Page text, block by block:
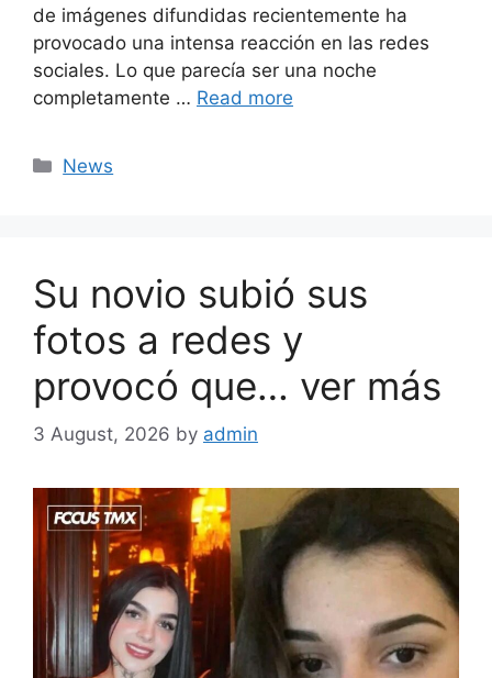
de imágenes difundidas recientemente ha
provocado una intensa reacción en las redes
sociales. Lo que parecía ser una noche
completamente … Read more
Categories
News
Su novio subió sus
fotos a redes y
provocó que… ver más
3 August, 2026 by admin